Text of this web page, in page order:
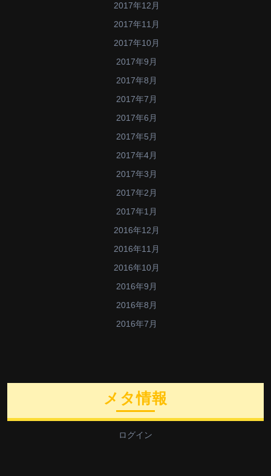
2017年12月
2017年11月
2017年10月
2017年9月
2017年8月
2017年7月
2017年6月
2017年5月
2017年4月
2017年3月
2017年2月
2017年1月
2016年12月
2016年11月
2016年10月
2016年9月
2016年8月
2016年7月
メタ情報
ログイン